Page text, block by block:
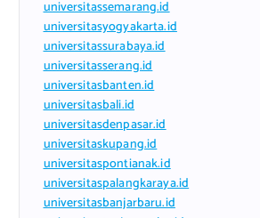
universitassemarang.id
universitasyogyakarta.id
universitassurabaya.id
universitasserang.id
universitasbanten.id
universitasbali.id
universitasdenpasar.id
universitaskupang.id
universitaspontianak.id
universitaspalangkaraya.id
universitasbanjarbaru.id